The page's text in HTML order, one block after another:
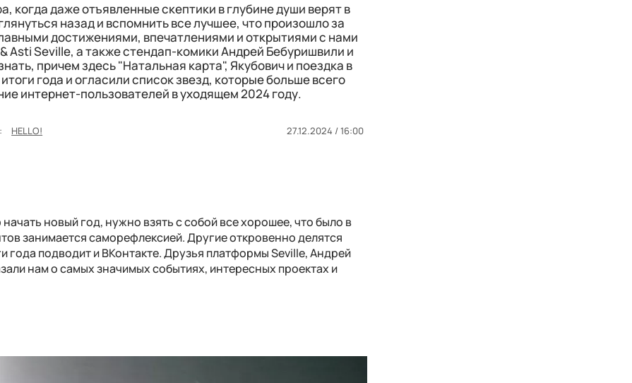
когда даже отъявленные скептики в глубине души верят в
назад и вспомнить все лучшее, что произошло за
достижениями, впечатлениями и открытиями с нами
Asti Seville, а также стендап-комики Андрей Бебуришвили и
причем здесь "Натальная карта", Якубович и поездка в
года и огласили список звезд, которые больше всего
интернет-пользователей в уходящем 2024 году.
HELLO!
27.12.2024 / 16:00
новый год, нужно взять с собой все хорошее, что было в
занимается саморефлексией. Другие откровенно делятся
года подводит и ВКонтакте. Друзья платформы Seville, Андрей
нам о самых значимых событиях, интересных проектах и